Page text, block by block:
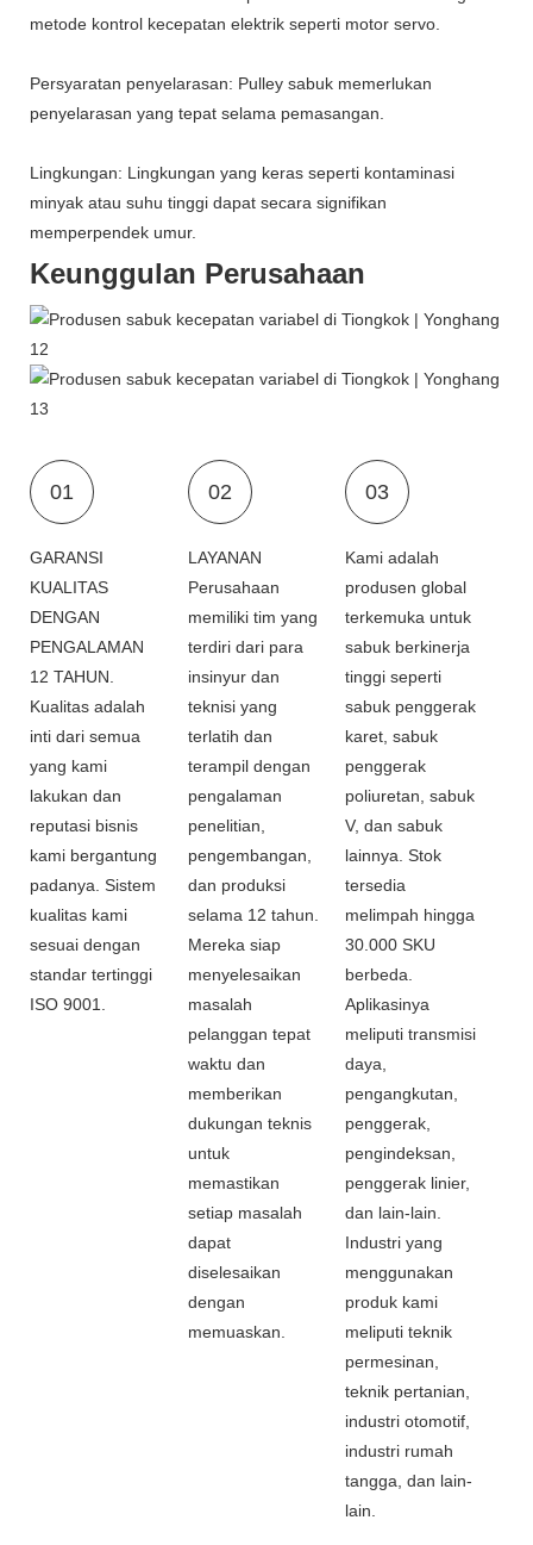
metode kontrol kecepatan elektrik seperti motor servo.
Persyaratan penyelarasan: Pulley sabuk memerlukan
penyelarasan yang tepat selama pemasangan.
Lingkungan: Lingkungan yang keras seperti kontaminasi
minyak atau suhu tinggi dapat secara signifikan
memperpendek umur.
Keunggulan Perusahaan
01
GARANSI
KUALITAS
DENGAN
PENGALAMAN
12 TAHUN.
Kualitas adalah
inti dari semua
yang kami
lakukan dan
reputasi bisnis
kami bergantung
padanya. Sistem
kualitas kami
sesuai dengan
standar tertinggi
ISO 9001.
02
LAYANAN
Perusahaan
memiliki tim yang
terdiri dari para
insinyur dan
teknisi yang
terlatih dan
terampil dengan
pengalaman
penelitian,
pengembangan,
dan produksi
selama 12 tahun.
Mereka siap
menyelesaikan
masalah
pelanggan tepat
waktu dan
memberikan
dukungan teknis
untuk
memastikan
setiap masalah
dapat
diselesaikan
dengan
memuaskan.
03
Kami adalah
produsen global
terkemuka untuk
sabuk berkinerja
tinggi seperti
sabuk penggerak
karet, sabuk
penggerak
poliuretan, sabuk
V, dan sabuk
lainnya. Stok
tersedia
melimpah hingga
30.000 SKU
berbeda.
Aplikasinya
meliputi transmisi
daya,
pengangkutan,
penggerak,
pengindeksan,
penggerak linier,
dan lain-lain.
Industri yang
menggunakan
produk kami
meliputi teknik
permesinan,
teknik pertanian,
industri otomotif,
industri rumah
tangga, dan lain-
lain.